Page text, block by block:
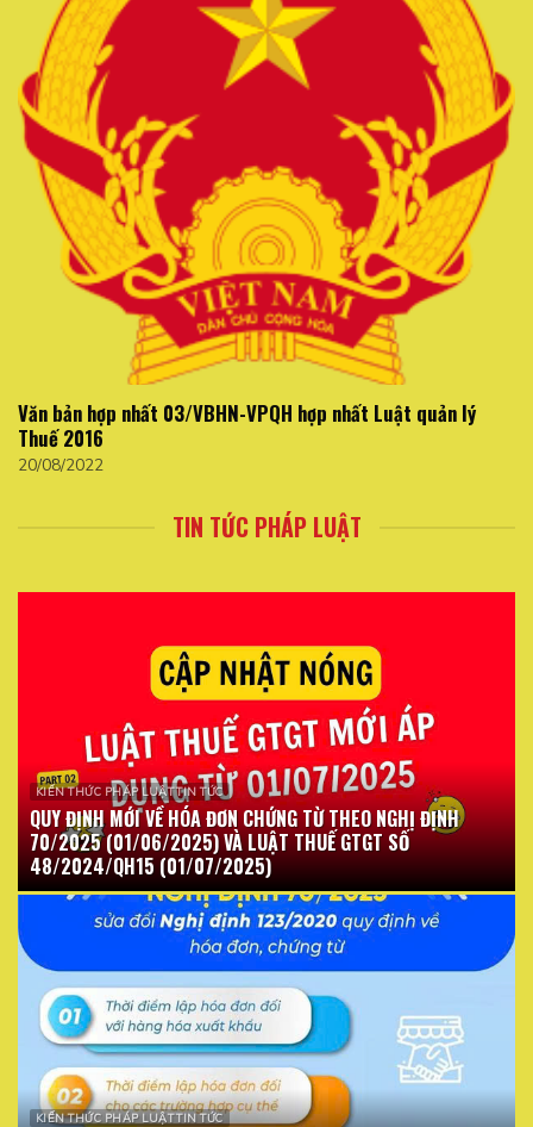
Văn bản hợp nhất 03/VBHN-VPQH hợp nhất Luật quản lý
Thuế 2016
20/08/2022
TIN TỨC PHÁP LUẬT
KIẾN THỨC PHÁP LUẬT TIN TỨC
QUY ĐỊNH MỚI VỀ HÓA ĐƠN CHỨNG TỪ THEO NGHỊ ĐỊNH
70/2025 (01/06/2025) VÀ LUẬT THUẾ GTGT SỐ
48/2024/QH15 (01/07/2025)
KIẾN THỨC PHÁP LUẬT TIN TỨC